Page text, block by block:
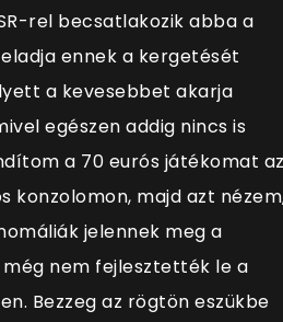
rel becsatlakozik abba a
ennek a kergetését
a kevesebbet akarja
egészen addig nincs is
a 70 eurós játékomat
konzolomon, majd azt
jelennek meg a
nem fejlesztették le a
Bezzeg az rögtön eszükbe